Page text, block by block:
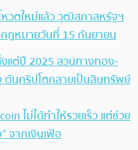
หวตใหม่แล้ว วุฒิสภาสหรัฐฯ
ฎหมายวันที่ 15 กันยายน
แต่ปี 2025 สวนทางทอง-
ดันคริปโตกลายเป็นสินทรัพย์
ไม่ได้ทำให้รวยเร็ว แต่ช่วย
จากเงินเฟ้อ